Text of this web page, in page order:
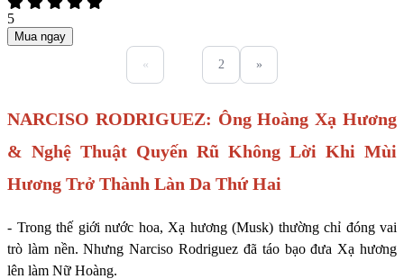
5
Mua ngay
« 2 »
NARCISO RODRIGUEZ: Ông Hoàng Xạ Hương
& Nghệ Thuật Quyến Rũ Không Lời Khi Mùi
Hương Trở Thành Làn Da Thứ Hai
- Trong thế giới nước hoa, Xạ hương (Musk) thường chỉ đóng vai
trò làm nền. Nhưng Narciso Rodriguez đã táo bạo đưa Xạ hương
lên làm Nữ Hoàng.